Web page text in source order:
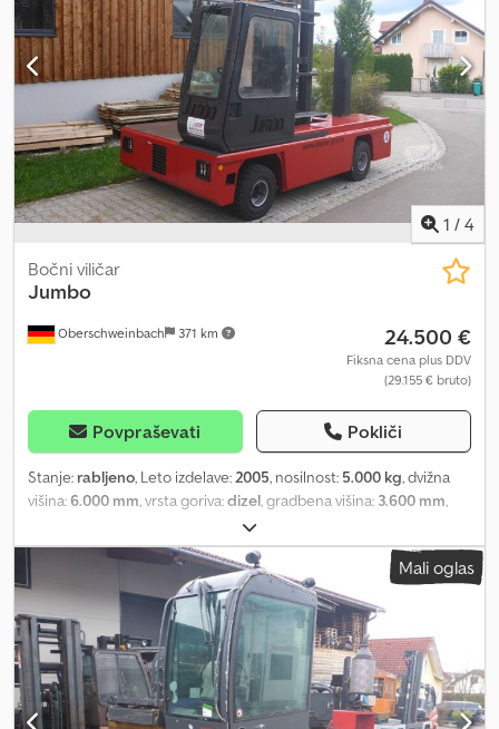
1 / 4
Oberschweinbach 371 km
Bočni viličar
Jumbo
24.500 €
Fiksna cena plus DDV
(29.155 € bruto)
Povpraševati Pokliči
Stanje: rabljeno, Leto izdelave: 2005, nosilnost: 5.000 kg, dvižna
višina:6.000 mm , vrsta goriva:dizel , gradbena višina: 3.600 mm
, barva:
Mali oglas